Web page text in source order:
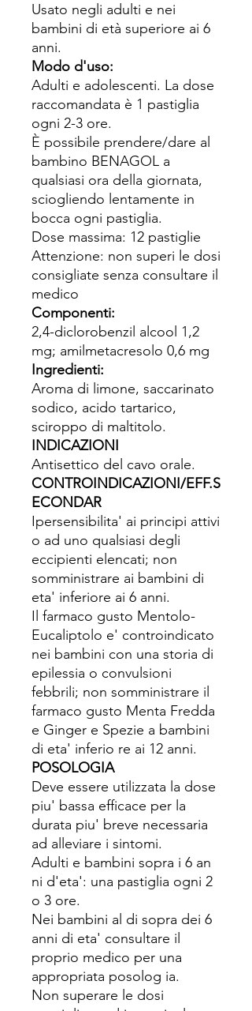
Usato negli adulti e nei
bambini di età superiore ai 6
anni.
Modo d'uso:
Adulti e adolescenti. La dose
raccomandata è 1 pastiglia
ogni 2-3 ore.
È possibile prendere/dare al
bambino BENAGOL a
qualsiasi ora della giornata,
sciogliendo lentamente in
bocca ogni pastiglia.
Dose massima: 12 pastiglie
Attenzione: non superi le dosi
consigliate senza consultare il
medico
Componenti:
2,4-diclorobenzil alcool 1,2
mg; amilmetacresolo 0,6 mg
Ingredienti:
Aroma di limone, saccarinato
sodico, acido tartarico,
sciroppo di maltitolo.
INDICAZIONI
Antisettico del cavo orale.
CONTROINDICAZIONI/EFF.S
ECONDAR
Ipersensibilita' ai principi attivi
o ad uno qualsiasi degli
eccipienti elencati; non
somministrare ai bambini di
eta' inferiore ai 6 anni.
Il farmaco gusto Mentolo-
Eucaliptolo e' controindicato
nei bambini con una storia di
epilessia o convulsioni
febbrili; non somministrare il
farmaco gusto Menta Fredda
e Ginger e Spezie a bambini
di eta' inferio re ai 12 anni.
POSOLOGIA
Deve essere utilizzata la dose
piu' bassa efficace per la
durata piu' breve necessaria
ad alleviare i sintomi.
Adulti e bambini sopra i 6 an
ni d'eta': una pastiglia ogni 2
o 3 ore.
Nei bambini al di sopra dei 6
anni di eta' consultare il
proprio medico per una
appropriata posolog ia.
Non superare le dosi